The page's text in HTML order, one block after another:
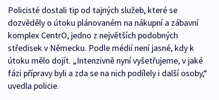
Policisté dostali tip od tajných služeb, které se
dozvěděly o útoku plánovaném na nákupní a zábavní
komplex CentrO, jedno z největších podobných
středisek v Německu. Podle médií není jasné, kdy k
útoku mělo dojít. „Intenzivně nyní vyšetřujeme, v jaké
fázi přípravy byli a zda se na nich podílely i další osoby,“
uvedla policie.